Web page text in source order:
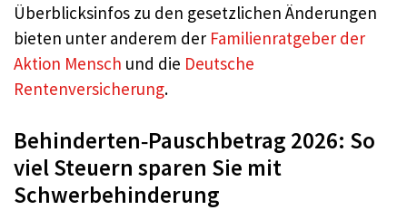
Überblicksinfos zu den gesetzlichen Änderungen
bieten unter anderem der Familienratgeber der
Aktion Mensch und die Deutsche
Rentenversicherung.
Behinderten‑Pauschbetrag 2026: So
viel Steuern sparen Sie mit
Schwerbehinderung